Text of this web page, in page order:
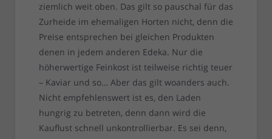
ziemlich weit oben. Das gilt so pauschal für das
Zurheide im ehemaligen Horten nicht, denn die
Preise entsprechen bei gleichen Produkten
denen in jedem anderen Edeka. Nur die
höherwertige Feinkost ist teilweise richtig teuer
– Kaviar und so… Aber das gilt woanders auch.
Nicht empfehlenswert ist es, den Laden
hungrig zu betreten, denn dann wird die
Kauflust schnell unkontrollierbar. Es sei denn,